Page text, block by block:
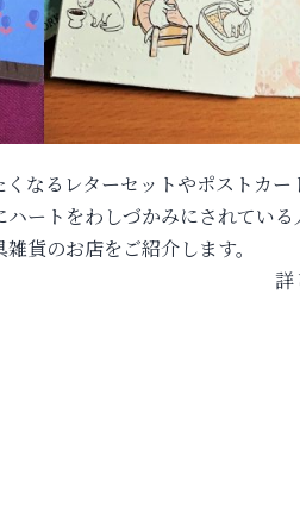
なるレターセットやポストカー
ートをわしづかみにされている
貨のお店をご紹介します。
詳